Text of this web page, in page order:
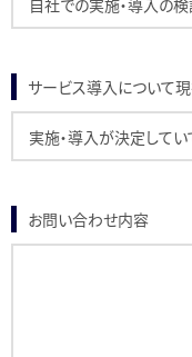
サービス導入について
お問い合わせ内容